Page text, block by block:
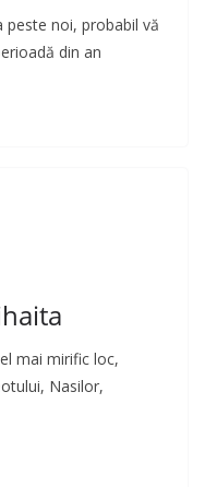
peste noi, probabil vă
din an
mai mirific loc,
Nasilor,